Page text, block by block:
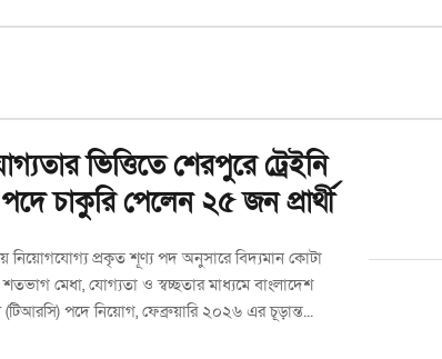
ভিত্তিতে শেরপুরে ট্রেইনি
চাকুরি পেলেন ২৫ জন প্রার্থী
নিয়োগযোগ্য প্রকৃত শূণ্য পদ অনুসারে বিদ্যমান কোটা
মেধা, যোগ্যতা ও স্বচ্ছতার মাধ্যমে বাংলাদেশ
(টিআরসি) পদে নিয়োগ, ফেব্রুয়ারি ২০২৬ এর চূড়ান্ত...